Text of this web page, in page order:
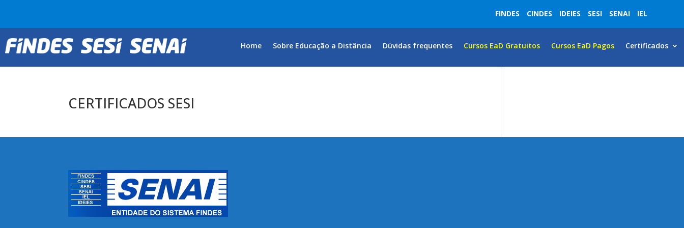
FINDES CINDES IDEIES SESI SENAI IEL
Home Sobre Educação a Distância Dúvidas frequentes Cursos EaD Gratuitos Cursos EaD Pagos Certificados
CERTIFICADOS SESI